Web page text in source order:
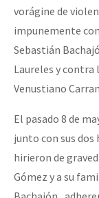
vorágine de
impunemente
Sebastián
Laureles y contra
Venustiano
El pasado 8 de
junto con sus
hirieron de
Gómez y a su